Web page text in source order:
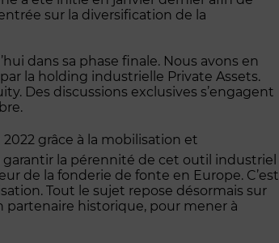
sur la diversification de la
dans sa phase finale. Nous avons en
la holding industrielle Private Assets.
Des discussions exclusives s’engagent
grâce à la mobilisation et
garantir la pérennité de cet outil industriel
de la fonderie de fonte en Europe. C’est
Tout le sujet repose désormais sur
partenaire historique, pour mener à